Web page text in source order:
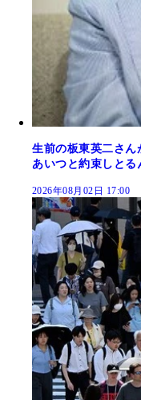
生前の板東英二さ
あいつと約束しとる
2026年08月02日 17:00